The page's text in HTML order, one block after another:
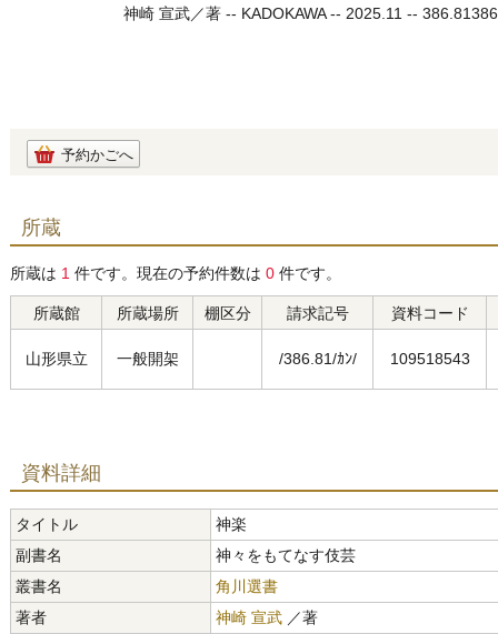
神崎 宣武／著 -- KADOKAWA -- 2025.11 --
予約かごへ
所蔵
所蔵は 1 件です。現在の予約件数は 0 件です。
所蔵館 所蔵場所 棚区分 請求記号 資料コード
山形県立 一般開架 /386.81/ｶﾝ/ 109518543
資料詳細
タイトル
神楽
副書名
神々をもてなす伎芸
叢書名
角川選書
著者
神崎 宣武 ／著